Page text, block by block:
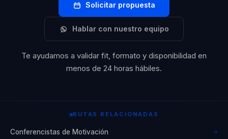
Solicitar propuesta
Hablar con nuestro equipo
Te ayudamos a validar fit, formato y disponibilidad en
menos de 24 horas hábiles.
RUTAS RELACIONADAS
Conferencistas de Motivación →